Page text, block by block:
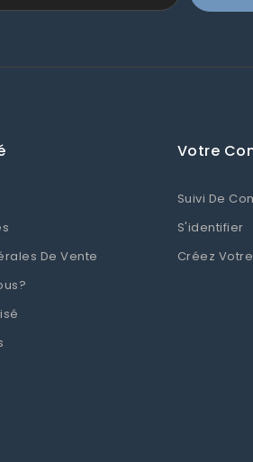
De Vente
Votre
Suivi De
S'identifier
Créez